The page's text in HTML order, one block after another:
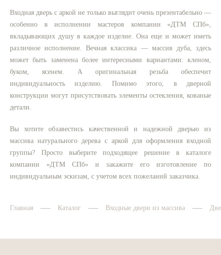
Главная Каталог Входные двери из массива
Входная дверь с аркой не только выглядит очень презентабельно —
особенно в исполнении мастеров компании «ДТМ СПб»,
вкладывающих душу в каждое изделие. Она еще и может иметь
различное исполнение. Вечная классика — массив дуба, здесь
может быть заменена более интересными вариантами: кленом,
буком, ясенем. А оригинальная резьба обеспечит
индивидуальность изделию. Помимо этого, в дверной
конструкции могут присутствовать элементы остекления, кованые
детали.
Вы хотите обзавестись качественной и надежной дверью из
массива натурального дерева с аркой для оформления входной
группы? Просто выберите подходящее решение в каталоге
компании «ДТМ СПб» и закажите его изготовление по
индивидуальным эскизам, с учетом всех пожеланий заказчика.